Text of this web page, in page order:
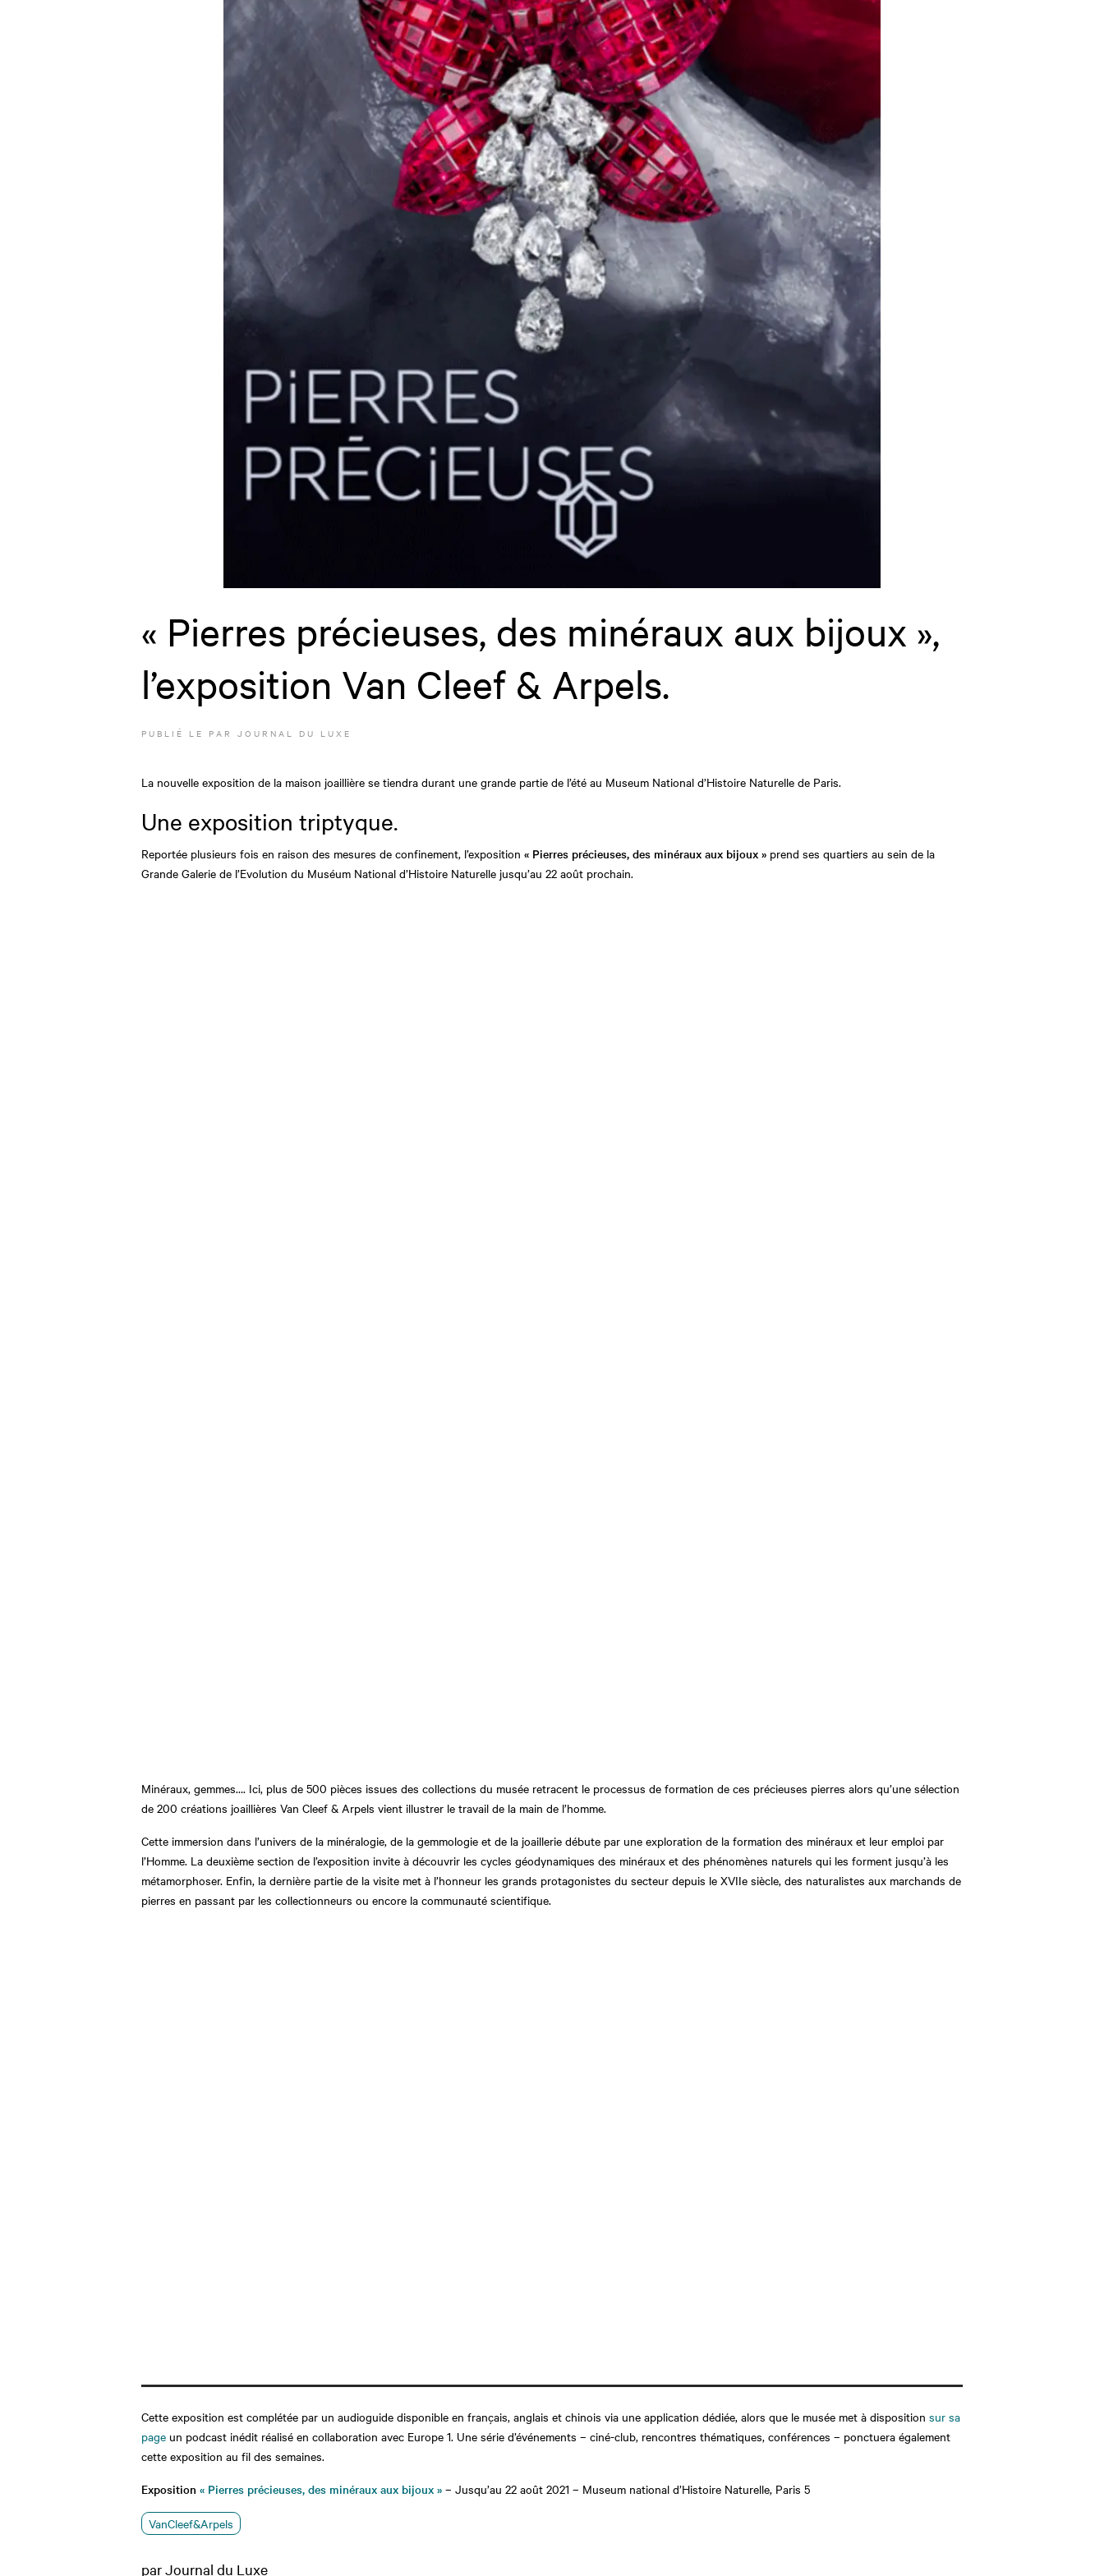
« Pierres précieuses, des minéraux aux bijoux »,
l’exposition Van Cleef & Arpels.
PUBLIÉ LE PAR JOURNAL DU LUXE
La nouvelle exposition de la maison joaillière se tiendra durant une grande partie de l’été au Museum National d’Histoire Naturelle de Paris.
Une exposition triptyque.
Reportée plusieurs fois en raison des mesures de confinement, l’exposition « Pierres précieuses, des minéraux aux bijoux » prend ses quartiers au sein de la
Grande Galerie de l’Evolution du Muséum National d’Histoire Naturelle jusqu’au 22 août prochain.
Minéraux, gemmes…. Ici, plus de 500 pièces issues des collections du musée retracent le processus de formation de ces précieuses pierres alors qu’une sélection
de 200 créations joaillières Van Cleef & Arpels vient illustrer le travail de la main de l’homme.
Cette immersion dans l’univers de la minéralogie, de la gemmologie et de la joaillerie débute par une exploration de la formation des minéraux et leur emploi par
l’Homme. La deuxième section de l’exposition invite à découvrir les cycles géodynamiques des minéraux et des phénomènes naturels qui les forment jusqu’à les
métamorphoser. Enfin, la dernière partie de la visite met à l’honneur les grands protagonistes du secteur depuis le XVIIe siècle, des naturalistes aux marchands de
pierres en passant par les collectionneurs ou encore la communauté scientifique.
Cette exposition est complétée par un audioguide disponible en français, anglais et chinois via une application dédiée, alors que le musée met à disposition sur sa
page un podcast inédit réalisé en collaboration avec Europe 1. Une série d’événements – ciné-club, rencontres thématiques, conférences – ponctuera également
cette exposition au fil des semaines.
Exposition « Pierres précieuses, des minéraux aux bijoux » – Jusqu’au 22 août 2021 – Museum national d’Histoire Naturelle, Paris 5
VanCleef&Arpels
par Journal du Luxe